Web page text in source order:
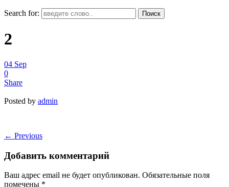
Search for:
2
04 Sep
0
Share
Posted by admin
← Previous
Добавить комментарий
Ваш адрес email не будет опубликован. Обязательные поля
помечены *